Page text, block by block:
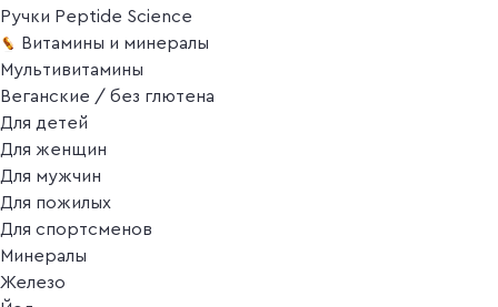
Ручки Peptide Science
Витамины и минералы
Мультивитамины
Веганские / без глютена
Для детей
Для женщин
Для мужчин
Для пожилых
Для спортсменов
Минералы
Железо